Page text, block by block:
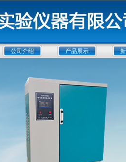
公司介绍 产品展示